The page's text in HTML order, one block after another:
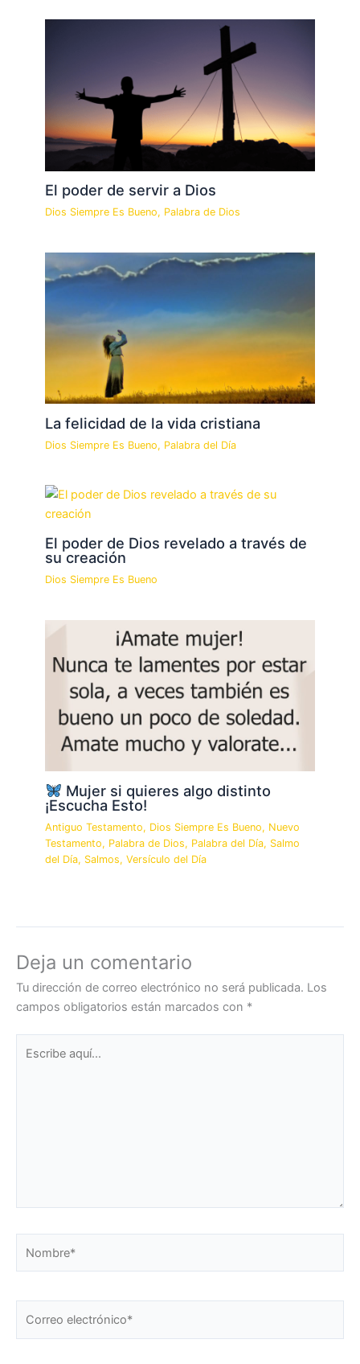
El poder de servir a Dios
Dios Siempre Es Bueno, Palabra de Dios
La felicidad de la vida cristiana
Dios Siempre Es Bueno, Palabra del Día
El poder de Dios revelado a través de
su creación
Dios Siempre Es Bueno
Mujer si quieres algo distinto
¡Escucha Esto!
Antiguo Testamento, Dios Siempre Es Bueno, Nuevo
Testamento, Palabra de Dios, Palabra del Día, Salmo
del Día, Salmos,Versículo del Día
Deja un comentario
Tu dirección de correo electrónico no será publicada. Los
campos obligatorios están marcados con *
aquí...
electrónico*